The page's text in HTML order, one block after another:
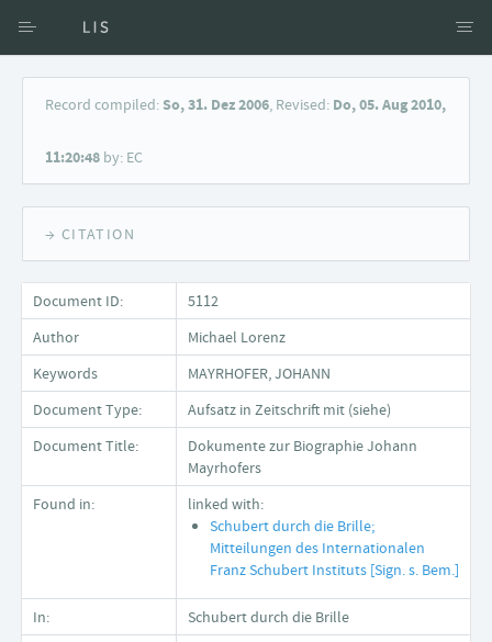
Access via Author
Keyword Search
Record compiled:So, 31. Dez 2006, Revised: Do, 05. Aug 2010,
11:20:48 by: EC
→ CITATION
Document ID:
5112
Author
Michael Lorenz
Keywords
MAYRHOFER, JOHANN
Document Type:
Aufsatz in Zeitschrift mit (siehe)
Document Title:
Dokumente zur Biographie Johann
Mayrhofers
Found in:
linked with:
Schubert durch die Brille;
Mitteilungen des Internationalen
Franz Schubert Instituts [Sign. s. Bem.]
In:
Schubert durch die Brille